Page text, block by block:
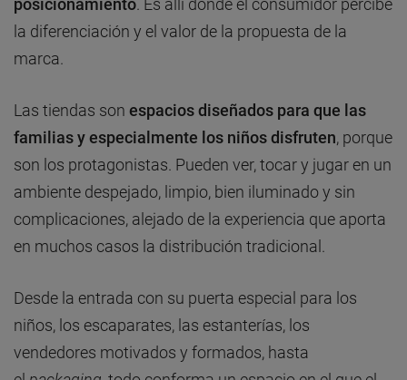
posicionamiento . Es allí donde el consumidor percibe
la diferenciación y el valor de la propuesta de la
marca.
Las tiendas son espacios diseñados para que las
familias y especialmente los niños disfruten, porque
son los protagonistas. Pueden ver, tocar y jugar en un
ambiente despejado, limpio, bien iluminado y sin
complicaciones, alejado de la experiencia que aporta
en muchos casos la distribución tradicional.
Desde la entrada con su puerta especial para los
niños, los escaparates, las estanterías, los
vendedores motivados y formados, hasta